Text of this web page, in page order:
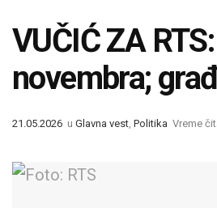
VUČIĆ ZA
novembra;
21.05.2026 u Glavna vest, Politika Vreme